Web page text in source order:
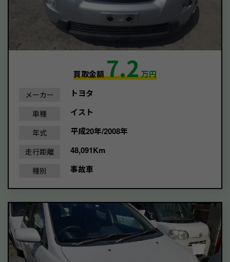
買取金額7.2万円
メーカー トヨタ
車種 イスト
年式 平成20年/2008年
走行距離 48,091Km
種別 事故車